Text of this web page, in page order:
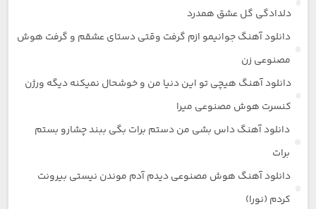
دلدادگی گل عشق همدرد
دانلود آهنگ جوانیمو ازم گرفت وقتی دستای عشقم و گرفت هوش
مصنوعی زن
دانلود آهنگ هیچی تو این دنیا من و خوشحال نمیکنه دیگه ورژن
کنسرت هوش مصنوعی میرا
دانلود آهنگ داس بشی من دستم برات بگی ببند چشارو بستم
برات
دانلود آهنگ هوش مصنوعی دیدم آدم موندن نیستی بیرونت
کردم (نورا)